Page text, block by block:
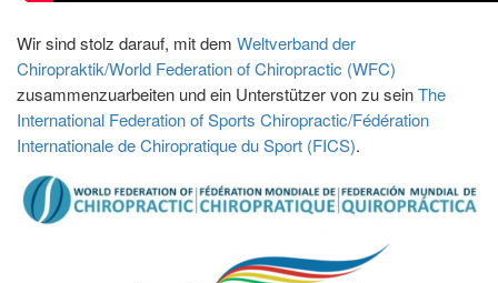
Wir sind stolz darauf, mit dem Weltverband der
Chiropraktik/World Federation of Chiropractic (WFC)
zusammenzuarbeiten und ein Unterstützer von zu seinThe
International Federation of Sports Chiropractic/Fédération
Internationale de Chiropratique du Sport (FICS).